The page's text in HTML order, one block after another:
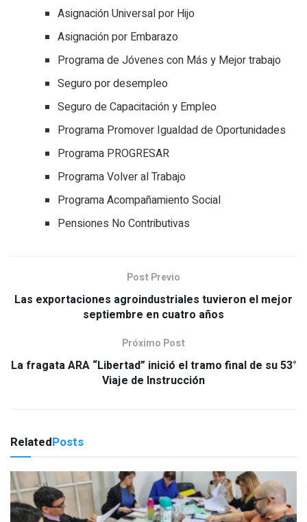
Asignación Universal por Hijo
Asignación por Embarazo
Programa de Jóvenes con Más y Mejor trabajo
Seguro por desempleo
Seguro de Capacitación y Empleo
Programa Promover Igualdad de Oportunidades
Programa PROGRESAR
Programa Volver al Trabajo
Programa Acompañamiento Social
Pensiones No Contributivas
Post Previo
Las exportaciones agroindustriales tuvieron el mejor
septiembre en cuatro años
Próximo Post
La fragata ARA “Libertad” inició el tramo final de su 53°
Viaje de Instrucción
RelatedPosts